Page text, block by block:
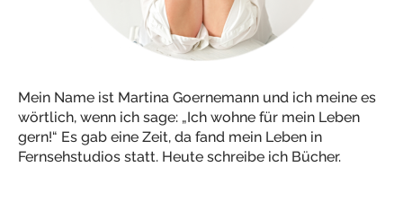
Mein Name ist Martina Goernemann und ich meine es
wörtlich, wenn ich sage: „Ich wohne für mein Leben
gern!“ Es gab eine Zeit, da fand mein Leben in
Fernsehstudios statt. Heute schreibe ich Bücher.